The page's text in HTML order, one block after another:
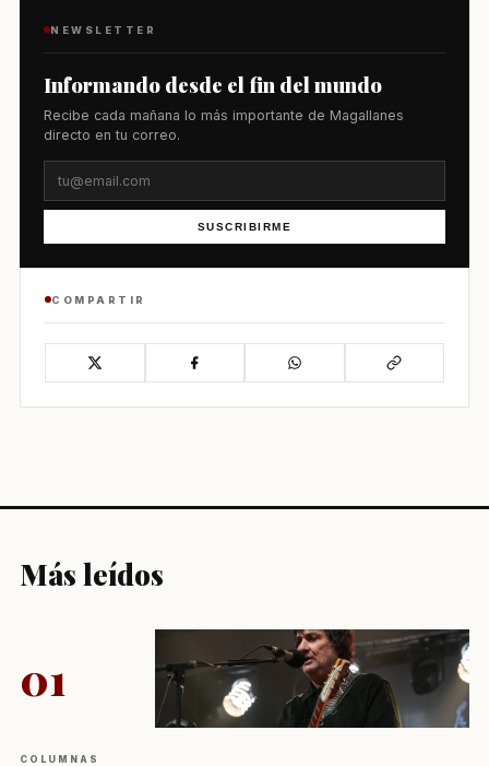
NEWSLETTER
Informando desde el fin del mundo
Recibe cada mañana lo más importante de Magallanes
directo en tu correo.
SUSCRIBIRME
COMPARTIR
Más leídos
01
COLUMNAS